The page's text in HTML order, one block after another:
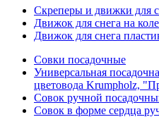
Скреперы и движки для
Движок для снега на
Движок для снега
Совки посадочные
Универсальная
цветовода Krumpholz,
Совок ручной
Совок в форме сердца